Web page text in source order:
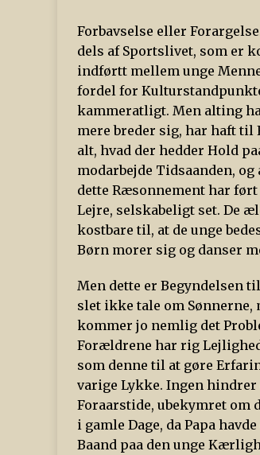
Forbavselse eller
dels af Sportslivet, som er
indførtt mellem unge
fordel for
kammeratligt. Men alting
mere breder sig, har haft til
alt, hvad der hedder Hold
modarbejde Tidsaanden,
dette Ræsonnement har
Lejre, selskabeligt set. De
kostbare til, at de unge
Børn morer sig og danser
Men dette er Begyndelsen
slet ikke tale om Sønnerne,
kommer jo nemlig det
Forældrene har rig
som denne til at gøre
varige Lykke. Ingen hindrer
Foraarstide, ubekymret om
i gamle Dage, da Papa
Baand paa den unge